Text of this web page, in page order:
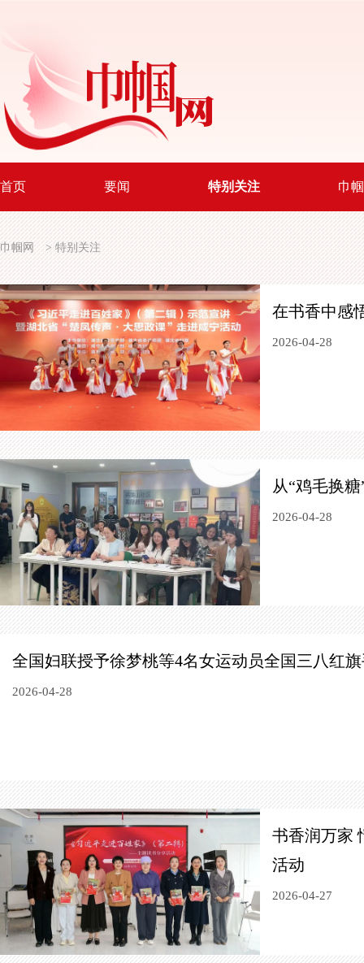
首页 要闻 特别关注 巾
巾帼网 >特别关注
在书香中感
2026-04-28
从“鸡毛换
2026-04-28
全国妇联授予徐梦桃等4名女运动员全国三八红
2026-04-28
书香润万家
活动
2026-04-27